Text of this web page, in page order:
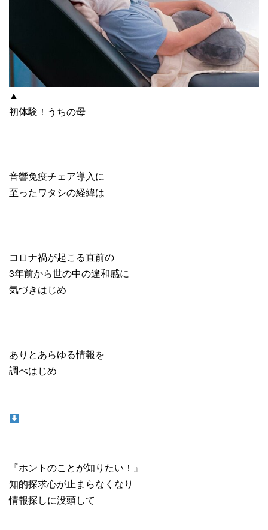
▲
初体験！うちの母
音響免疫チェア導入に
至ったワタシの経緯は
コロナ禍が起こる直前の
3年前から世の中の違和感に
気づきはじめ
ありとあらゆる情報を
調べはじめ
『ホントのことが知りたい！』
知的探求心が止まらなくなり
情報探しに没頭して